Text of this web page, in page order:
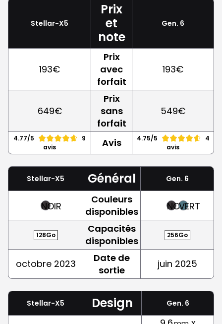
Stellar-X5
Prix
et
note
Gen. 6
193€
Prix
avec
forfait
193€
649€
Prix
sans
forfait
549€
4.77/5
9
avis
Avis 4.75/5
4
avis
Stellar-X5 Général Gen. 6
NOIR
Couleurs
disponibles
NOIRVERT
128Go
Capacités
disponibles
256Go
octobre 2023
Date de
sortie
juin 2025
Stellar-X5 Design Gen. 6